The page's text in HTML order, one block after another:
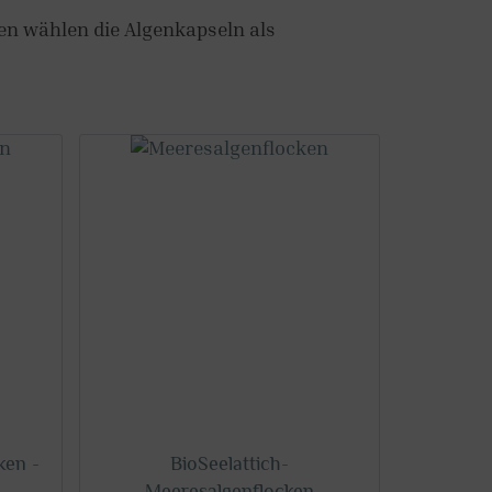
wählen die Algenkapseln als
-
BioSeelattich-